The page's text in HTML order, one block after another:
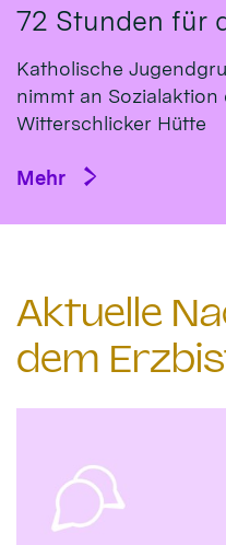
72 Stunden für
Katholische
nimmt an
Witterschlicker Hütte
Mehr
Aktuelle
dem